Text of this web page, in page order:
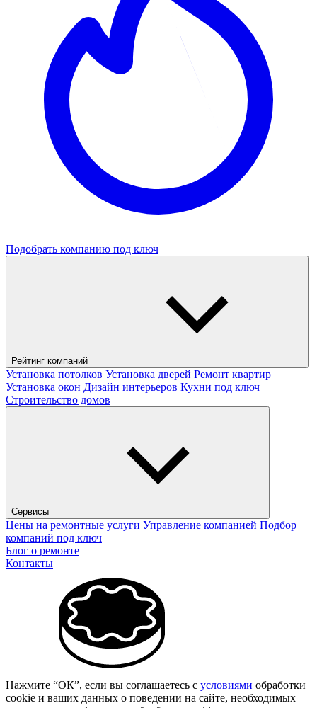
Подобрать компанию под ключ
Рейтинг компаний
Установка потолков Установка дверей Ремонт квартир
Установка окон Дизайн интерьеров Кухни под ключ
Строительство домов
Сервисы
Цены на ремонтные услуги Управление компанией Подбор
компаний под ключ
Блог о ремонте
Контакты
Нажмите “ОК”, если вы соглашаетесь с условиями обработки
cookie и ваших данных о поведении на сайте, необходимых